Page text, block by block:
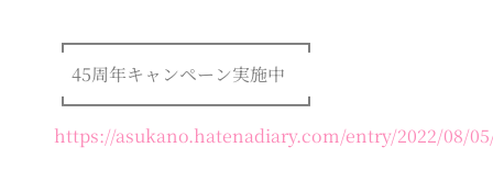
┏━━━━━━━━━━━━━┓
45周年キャンペーン実施中
┗━━━━━━━━━━━━━┛
https://asukano.hatenadiary.com/entry/2022/08/